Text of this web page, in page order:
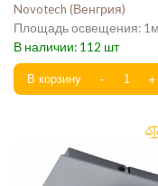
Novotech Венгрия
1
112